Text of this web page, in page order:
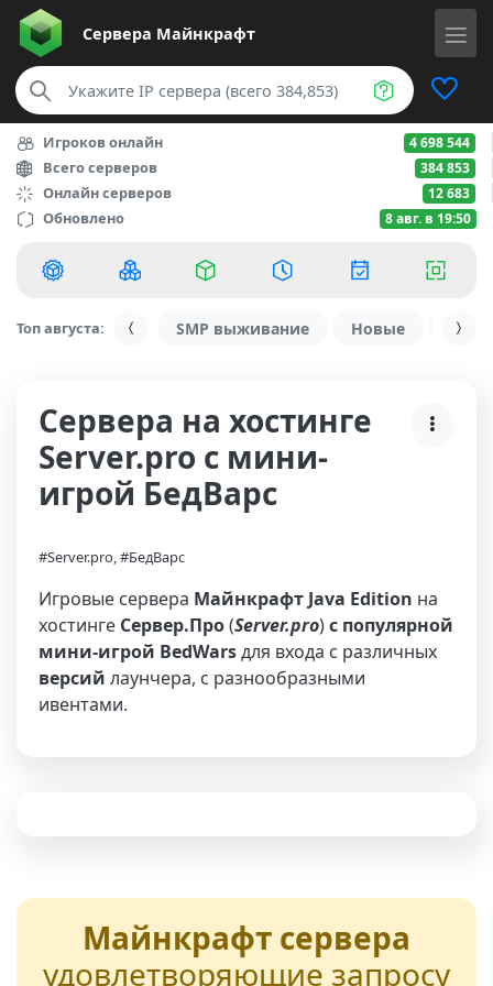
Сервера Майнкрафт
Игроков онлайн 4 698 544
Всего серверов 384 853
Онлайн серверов 12 683
Обновлено 8 авг. в 19:50
Топ августа: SMP выживание Новые С
Сервера на хостинге
Server.pro с мини-
игрой БедВарс
#Server.pro, #БедВарс
Игровые сервера Майнкрафт Java Edition на
хостинге Сервер.Про(Server.pro)с популярной
мини-игрой BedWarsдля входа с различных
версий лаунчера, с разнообразными
ивентами.
Майнкрафт сервера
удовлетворяющие запросу